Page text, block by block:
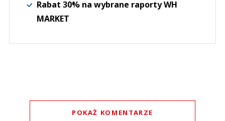
Rabat 30% na wybrane raporty WH
MARKET
POKAŻ KOMENTARZE